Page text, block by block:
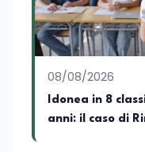
08/08/2026
Idonea in 8
anni: il caso di